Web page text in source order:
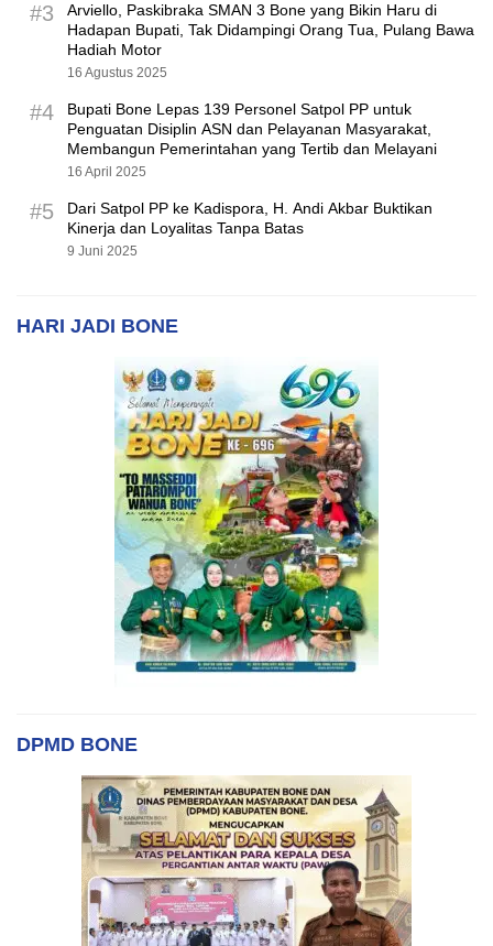
#3
Arviello, Paskibraka SMAN 3 Bone yang Bikin Haru di
Hadapan Bupati, Tak Didampingi Orang Tua, Pulang Bawa
Hadiah Motor
16 Agustus 2025
#4
Bupati Bone Lepas 139 Personel Satpol PP untuk
Penguatan Disiplin ASN dan Pelayanan Masyarakat,
Membangun Pemerintahan yang Tertib dan Melayani
16 April 2025
#5
Dari Satpol PP ke Kadispora, H. Andi Akbar Buktikan
Kinerja dan Loyalitas Tanpa Batas
9 Juni 2025
HARI JADI BONE
DPMD BONE